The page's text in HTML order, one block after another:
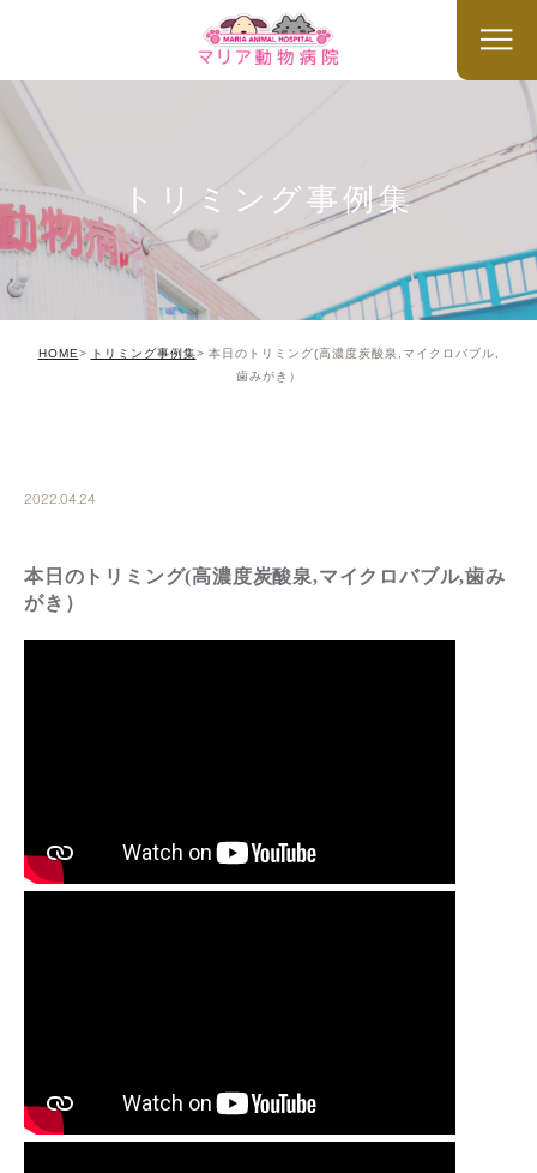
トリミング事例集
HOME トリミング事例集
本日のトリミング(高濃度炭酸泉,マイクロバブル,
歯みがき）
2022.04.24
本日のトリミング(高濃度炭酸泉,マイクロバブル,歯み
がき）